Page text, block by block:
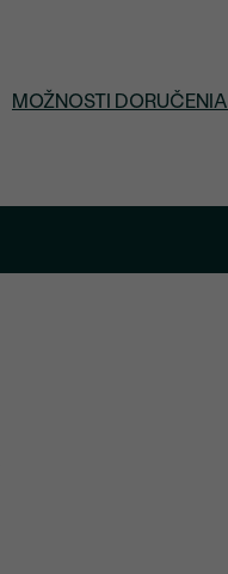
MOŽNOSTI DORUČENIA